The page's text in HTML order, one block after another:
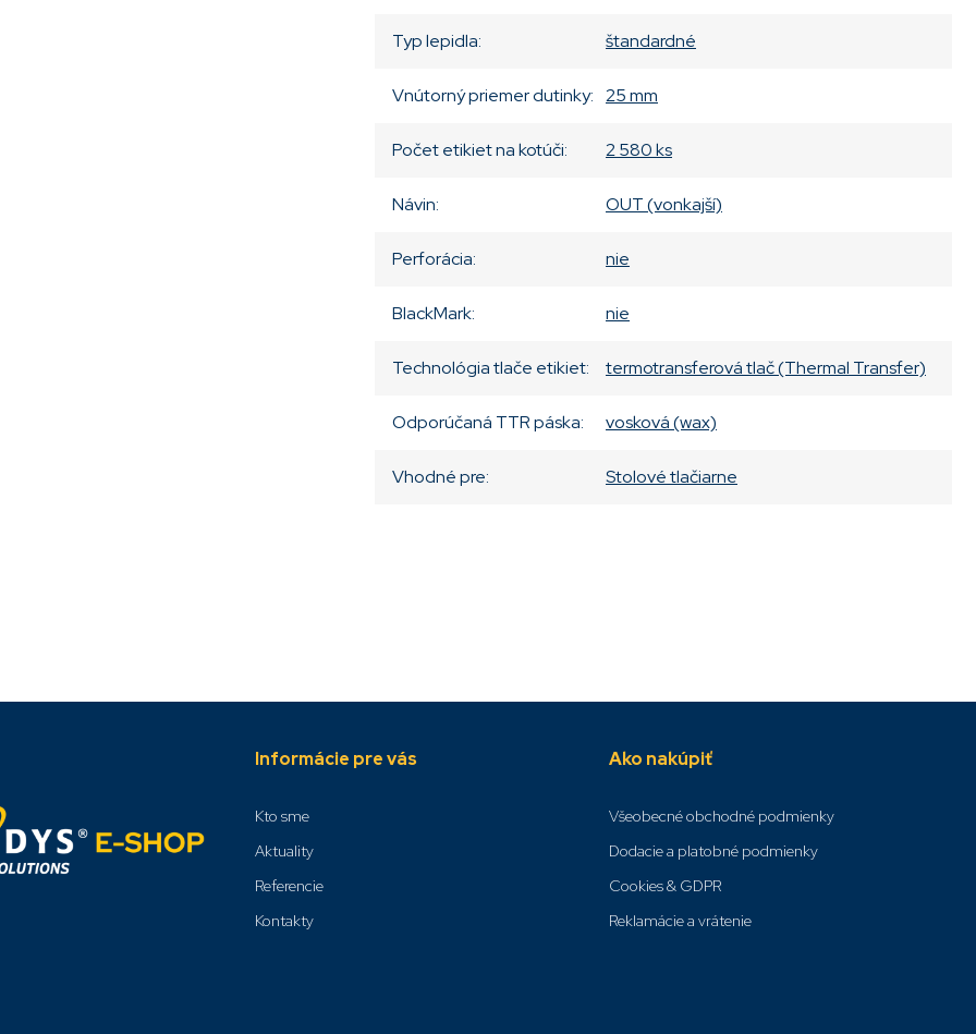
Typ lepidla: štandardné
Vnútorný priemer dutinky: 25 mm
Počet etikiet na kotúči: 2 580 ks
Návin: OUT (vonkajší)
Perforácia: nie
BlackMark: nie
Technológia tlače etikiet: termotransferová tlač (Thermal Transfer)
Odporúčaná TTR páska: vosková (wax)
Vhodné pre: Stolové tlačiarne
Informácie pre vás
Kto sme
Aktuality
Referencie
Kontakty
Ako nakúpiť
Všeobecné obchodné podmienky
Dodacie a platobné podmienky
Cookies & GDPR
Reklamácie a vrátenie